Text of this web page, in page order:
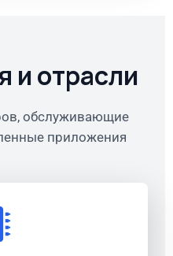
и отрасли
обслуживающие
приложения